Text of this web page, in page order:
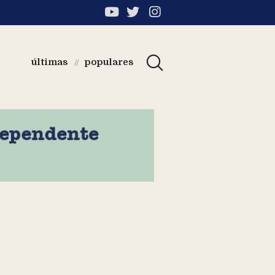
últimas // populares